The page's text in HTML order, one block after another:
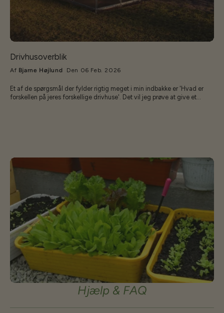
Drivhusoverblik
Af Bjarne Højlund Den 06 Feb. 2026
Et af de spørgsmål der fylder rigtig meget i min indbakke er 'Hvad er
forskellen på jeres forskellige drivhuse'. Det vil jeg prøve at give et
UV coatingen er holdbar og pladerne kan holde i mange år. Vi har plader
der er 12+ år gamle, hvor billigere plader bliver sprøde og krakkelerer,
forbliver vores bløde. Som med alt andet, så får man hvad man betaler
for - jo billigere - jo mindre materialer og finish får man - logik for
perlehøns... populært sagt så kan man sammenligne vores drivhuse med
biler: Baltic er skodaen, Strong er Vw'en og ECOsliders er Porsche - de
kan i princippet det samme, men forskellen er hvor lækkert det skal
være. BALTIC serien er vores prisbillige kvalitets drivhuse. En serie af
forskellige modeller hvor man efter temperament kan vælge forskellige
former. LT er den prisbillige tunnel, denne anbefales ikke på meget
udsatte steder. De øvrige tunneller kan modstå det meste. På ekstremt
udsatte steder anbefales det dog at vælge Strong eller ECOSlider. Vi
har endnu til gode at høre om skader/bortfløjne drivhuse og Baltic
Klasika er et rigtig godt drivhus hvis budgettet ikke rækker til mere.
Baltic husene leveres direkte fra vores leverandør, så de kan ikke
afhentes i Rimmerhus Strong er det som startede hele drivhusdelen af
mit lille firma. Da jeg for gud ved hvilken gang måtte samle dele af mit
noget mere holdbart. Mine Jordbærtuneller klarede alt - så en kombi af
Hjælp & FAQ